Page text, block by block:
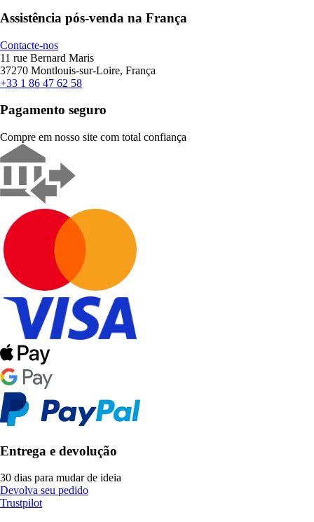
Assistência pós-venda na França
Contacte-nos
11 rue Bernard Maris
37270 Montlouis-sur-Loire, França
+33 1 86 47 62 58
Pagamento seguro
Compre em nosso site com total confiança
Entrega e devolução
30 dias para mudar de ideia
Devolva seu pedido
Trustpilot